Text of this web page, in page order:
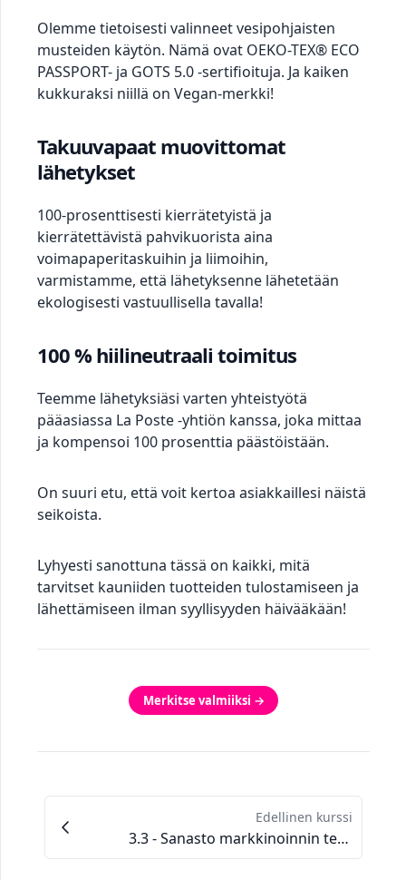
Olemme tietoisesti valinneet vesipohjaisten
musteiden käytön. Nämä ovat OEKO-TEX® ECO
PASSPORT- ja GOTS 5.0 -sertifioituja. Ja kaiken
kukkuraksi niillä on Vegan-merkki!
Takuuvapaat muovittomat
lähetykset
100-prosenttisesti kierrätetyistä ja
kierrätettävistä pahvikuorista aina
voimapaperitaskuihin ja liimoihin,
varmistamme, että lähetyksenne lähetetään
ekologisesti vastuullisella tavalla!
100 % hiilineutraali toimitus
Teemme lähetyksiäsi varten yhteistyötä
pääasiassa La Poste -yhtiön kanssa, joka mittaa
ja kompensoi 100 prosenttia päästöistään.
On suuri etu, että voit kertoa asiakkaillesi näistä
seikoista.
Lyhyesti sanottuna tässä on kaikki, mitä
tarvitset kauniiden tuotteiden tulostamiseen ja
lähettämiseen ilman syyllisyyden häivääkään!
Merkitse valmiiksi →
Edellinen kurssi
3.3 - Sanasto markkinoinnin termeistä, jotka sinun on tiedettävä